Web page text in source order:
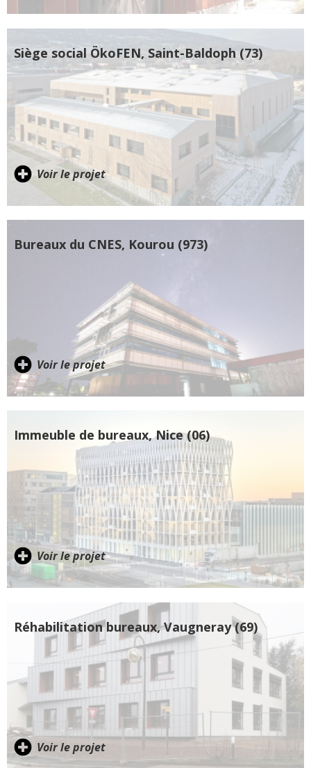
Siège social ÖkoFEN, Saint-Baldoph (73)
Voir le projet
Bureaux du CNES, Kourou (973)
Voir le projet
Immeuble de bureaux, Nice (06)
Voir le projet
Réhabilitation bureaux, Vaugneray (69)
Voir le projet